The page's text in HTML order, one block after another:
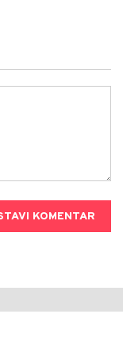
KOMENTAR